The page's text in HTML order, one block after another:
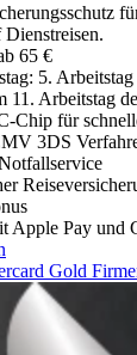
65 €
5.
11. Arbeitstag
Chip für
3DS
Apple Pay und
Gold